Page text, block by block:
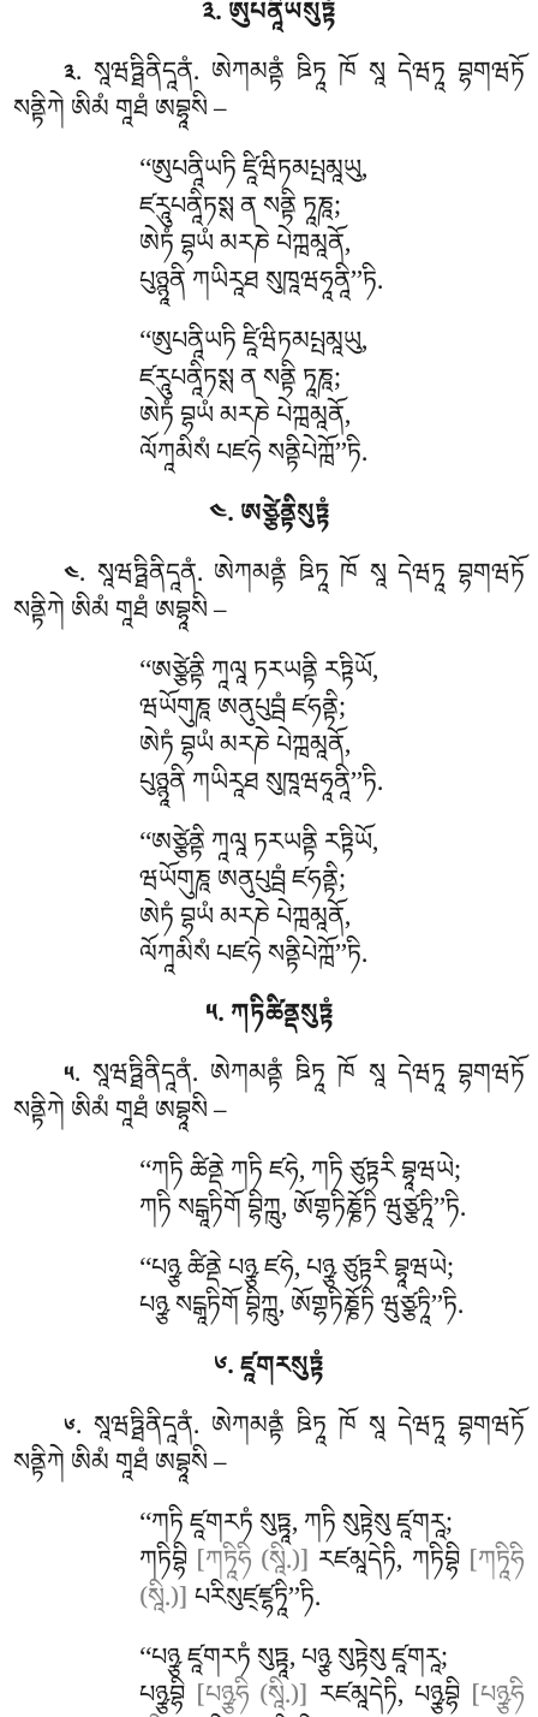
༣. ཨུཔནཱིཡསུཏྟཾ
༣. སཱཝཏྠིནིདཱནཾ. ཨེཀམནྟཾ ཋིཏཱ ཁོ སཱ དེཝཏཱ བྷགཝཏོ
སནྟིཀེ ཨིམཾ གཱཐཾ ཨབྷཱསི –
‘‘ཨུཔནཱིཡཏི ཛཱིཝིཏམཔྤམཱཡུ,
ཛརཱུཔནཱིཏསྶ ན སནྟི ཏཱཎཱ;
ཨེཏཾ བྷཡཾ མརཎེ པེཀྑམཱནོ,
པུཉྙཱནི ཀཡིརཱཐ སུཁཱཝཧཱནཱི’’ཏི.
‘‘ཨུཔནཱིཡཏི ཛཱིཝིཏམཔྤམཱཡུ,
ཛརཱུཔནཱིཏསྶ ན སནྟི ཏཱཎཱ;
ཨེཏཾ བྷཡཾ མརཎེ པེཀྑམཱནོ,
ལོཀཱམིསཾ པཛཧེ སནྟིཔེཀྑོ’’ཏི.
༤. ཨཙྩེནྟིསུཏྟཾ
༤. སཱཝཏྠིནིདཱནཾ. ཨེཀམནྟཾཋིཏཱ ཁོ སཱ དེཝཏཱ བྷགཝཏོ
སནྟིཀེ ཨིམཾ གཱཐཾ ཨབྷཱསི –
‘‘ཨཙྩེནྟི ཀཱལཱ ཏརཡནྟི རཏྟིཡོ,
ཝཡོགུཎཱ ཨནུཔུབྦཾ ཛཧནྟི;
ཨེཏཾ བྷཡཾ མརཎེ པེཀྑམཱནོ,
པུཉྙཱནི ཀཡིརཱཐ སུཁཱཝཧཱནཱི’’ཏི.
‘‘ཨཙྩེནྟི ཀཱལཱ ཏརཡནྟི རཏྟིཡོ,
ཝཡོགུཎཱ ཨནུཔུབྦཾ ཛཧནྟི;
ཨེཏཾ བྷཡཾ མརཎེ པེཀྑམཱནོ,
ལོཀཱམིསཾ པཛཧེ སནྟིཔེཀྑོ’’ཏི.
༥. ཀཏིཚིནྡསུཏྟཾ
༥. སཱཝཏྠིནིདཱནཾ. ཨེཀམནྟཾ ཋིཏཱ ཁོ སཱ དེཝཏཱ བྷགཝཏོ
སནྟིཀེ ཨིམཾ གཱཐཾ ཨབྷཱསི –
‘‘ཀཏི ཚིནྡེ ཀཏི ཛཧེ, ཀཏི ཙུཏྟརི བྷཱཝཡེ;
ཀཏི སངྒཱཏིགོ བྷིཀྑུ, ཨོགྷཏིཎྞོཏི ཝུཙྩཏཱི’’ཏི.
‘‘པཉྩ ཚིནྡེ པཉྩ ཛཧེ, པཉྩ ཙུཏྟརི བྷཱཝཡེ;
པཉྩ སངྒཱཏིགོ བྷིཀྑུ, ཨོགྷཏིཎྞོཏི ཝུཙྩཏཱི’’ཏི.
༦. ཛཱགརསུཏྟཾ
༦. སཱཝཏྠིནིདཱནཾ. ཨེཀམནྟཾཋིཏཱ ཁོ སཱ དེཝཏཱ བྷགཝཏོ
སནྟིཀེ ཨིམཾ གཱཐཾ ཨབྷཱསི –
‘‘ཀཏི ཛཱགརཏཾ སུཏྟཱ, ཀཏི སུཏྟེསུ ཛཱགརཱ;
ཀཏིབྷི[ཀཏཱིཧི (སཱི.)]རཛམཱདེཏི, ཀཏིབྷི[ཀཏཱིཧི
(སཱི.)]པརིསུཛ྄ཛྷཏཱི’’ཏི.
‘‘པཉྩ ཛཱགརཏཾ སུཏྟཱ, པཉྩ སུཏྟེསུ ཛཱགརཱ;
པཉྩབྷི[པཉྩཧི (སཱི.)]རཛམཱདེཏི, པཉྩབྷི[པཉྩཧི